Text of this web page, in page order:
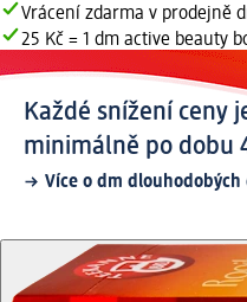
Vrácení zdarma v prodejně
25 Kč = 1 dm active beauty
Každé snížení ceny
minimálně po dobu
Více o dm dlouhodobých